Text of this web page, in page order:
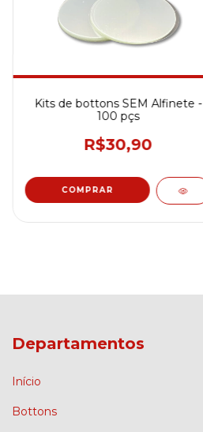
Kits de bottons SEM Alfinete -
100 pçs
R$30,90
COMPRAR
Departamentos
Início
Bottons